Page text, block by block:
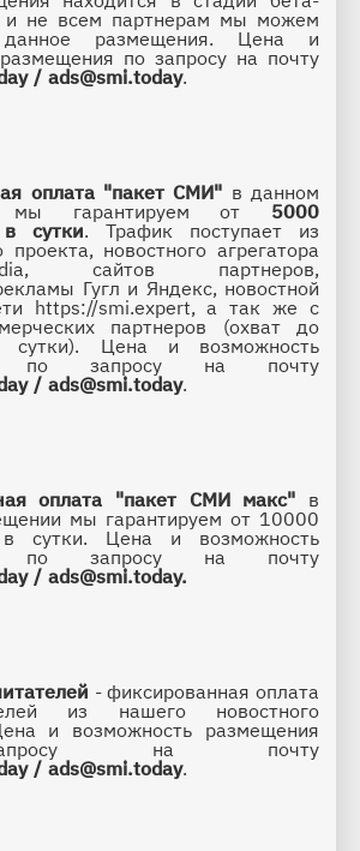
и не всем партнерам мы можем
данное размещения. Цена и
/ ads@smi.today.
оплата "пакет СМИ" в данном
мы гарантируем от 5000
в сутки. Трафик поступает из
новостного агрегатора
сайтов партнеров,
Гугл и Яндекс, новостной
https://smi.expert, а так же с
партнеров (охват до
Цена и возможность
/ ads@smi.today.
оплата "пакет СМИ макс" в
мы гарантируем от 10000
в сутки. Цена и возможность
/ ads@smi.today.
- фиксированная оплата
из нашего новостного
и возможность размещения
/ ads@smi.today.